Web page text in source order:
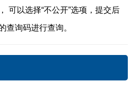
可以选择“不公开”选项，提交后
查询码进行查询。